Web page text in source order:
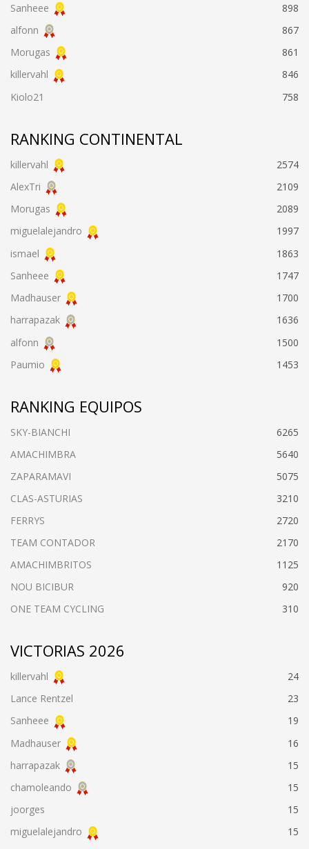
Sanheee
898
alfonn
867
Morugas
861
killervahl
846
Kiolo21
758
RANKING CONTINENTAL
killervahl
2574
AlexTri
2109
Morugas
2089
miguelalejandro
1997
ismael
1863
Sanheee
1747
Madhauser
1700
harrapazak
1636
alfonn
1500
Paumio
1453
RANKING EQUIPOS
SKY-BIANCHI
6265
AMACHIMBRA
5640
ZAPARAMAVI
5075
CLAS-ASTURIAS
3210
FERRYS
2720
TEAM CONTADOR
2170
AMACHIMBRITOS
1125
NOU BICIBUR
920
ONE TEAM CYCLING
310
VICTORIAS 2026
killervahl
24
Lance Rentzel
23
Sanheee
19
Madhauser
16
harrapazak
15
chamoleando
15
joorges
15
miguelalejandro
15